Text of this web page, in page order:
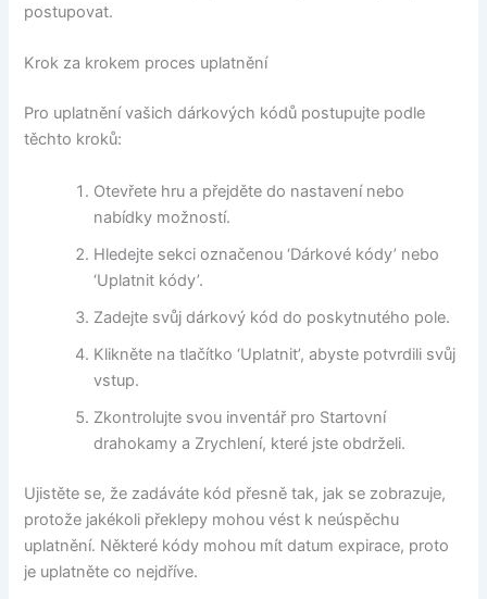
postupovat.
Krok za krokem proces uplatnění
Pro uplatnění vašich dárkových kódů postupujte podle
těchto kroků:
Otevřete hru a přejděte do nastavení nebo
nabídky možností.
Hledejte sekci označenou ‘Dárkové kódy’ nebo
‘Uplatnit kódy’.
Zadejte svůj dárkový kód do poskytnutého pole.
Klikněte na tlačítko ‘Uplatnit’, abyste potvrdili svůj
vstup.
Zkontrolujte svou inventář pro Startovní
drahokamy a Zrychlení, které jste obdrželi.
Ujistěte se, že zadáváte kód přesně tak, jak se zobrazuje,
protože jakékoli překlepy mohou vést k neúspěchu
uplatnění. Některé kódy mohou mít datum expirace, proto
je uplatněte co nejdříve.